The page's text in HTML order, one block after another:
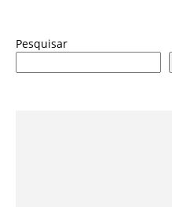
Pesquisar